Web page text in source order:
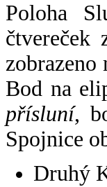
Poloha
čtvereček
zobrazeno
Bod na
přísluní,
Spojnice
Druhý